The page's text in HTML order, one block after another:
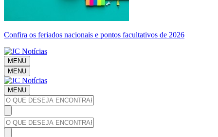
Confira os feriados nacionais e pontos facultativos de 2026
MENU
MENU
MENU